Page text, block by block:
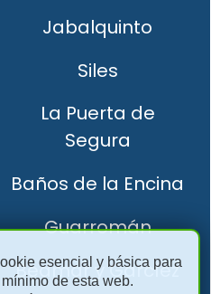
Jabalquinto
Siles
La Puerta de
Segura
Baños de la Encina
Guarromán
Bedmar y Garcíez
esencial y básica para
de esta web.